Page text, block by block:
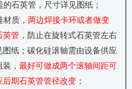
石英管，尺寸详见图纸；
质， 两边焊接卡环或者做变
英管， 防止在旋转式石英管左右
图纸；碳化硅滚轴需由设备供应
装 ， 最好可做成两个滚轴间距可
后期石英管管径改变 ；